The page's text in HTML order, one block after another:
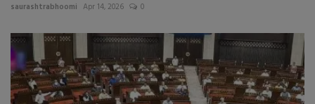
saurashtrabhoomi Apr 14, 2026 0